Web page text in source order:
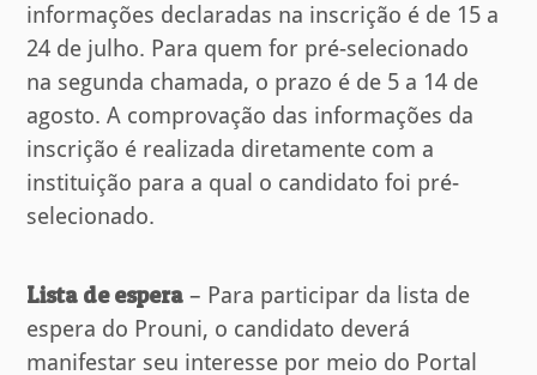
informações declaradas na inscrição é de 15 a
24 de julho. Para quem for pré-selecionado
na segunda chamada, o prazo é de 5 a 14 de
agosto. A comprovação das informações da
inscrição é realizada diretamente com a
instituição para a qual o candidato foi pré-
selecionado.
Lista de espera – Para participar da lista de
espera do Prouni, o candidato deverá
manifestar seu interesse por meio do Portal